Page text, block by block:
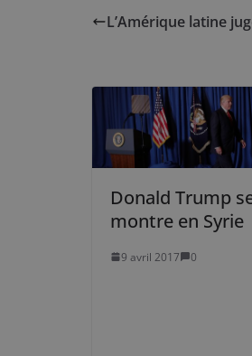
L’Amérique latine
Donald Trump
montre en Syrie
9 avril 2017 0